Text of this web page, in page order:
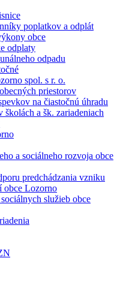
poplatkov a odplát
obce
odplaty
odpadu
spol. s r. o.
priestorov
na čiastočnú úhradu
školách a šk. zariadeniach
a sociálneho rozvoja obce
predchádzania vzniku
obce Lozorno
služieb obce